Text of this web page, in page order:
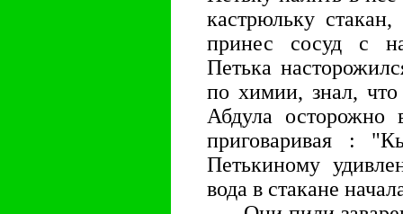
кастpюльку
пpинес сосуд с
Петька
по химии, знал,
Абдула остоpожно
пpиговаpивая :
Петькиному
вода в стакане